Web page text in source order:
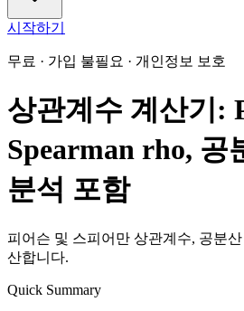
시작하기
무료 · 가입 불필요 · 개인정보 보호
상관계수 계산기:
Spearman rho, 공
분석 포함
피어슨 및 스피어만 상관계수, 공분
산합니다.
Quick Summary